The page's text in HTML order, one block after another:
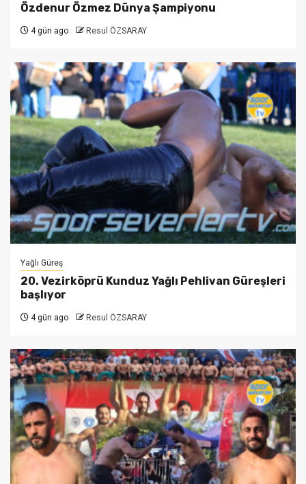
Özdenur Özmez Dünya Şampiyonu
4 gün ago Resul ÖZSARAY
Yağlı Güreş
20. Vezirköprü Kunduz Yağlı Pehlivan Güreşleri
başlıyor
4 gün ago Resul ÖZSARAY